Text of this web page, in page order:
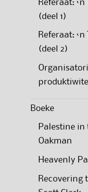
Referaat:
(deel 1)
Referaat:
(deel 2)
Boeke
Palestine in
Oakman
Heavenly
Recovering